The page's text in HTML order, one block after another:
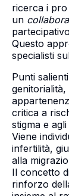
ricerca i
un
Questo
specialisti
Punti
genitorialità,
critica a
stigma e
Viene
infertilità,
alla
Il concetto
rinforzo